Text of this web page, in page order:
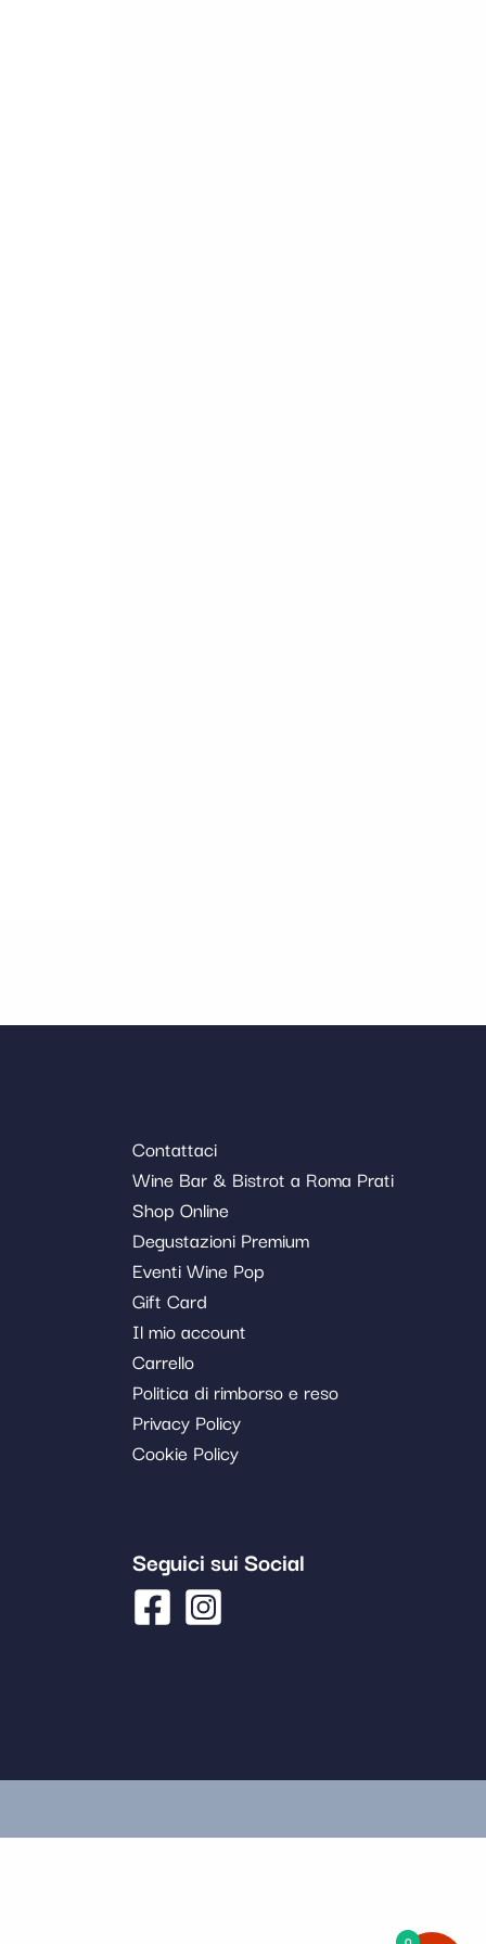
Contattaci
Wine Bar & Bistrot a Roma Prati
Shop Online
Degustazioni Premium
Eventi Wine Pop
Gift Card
Il mio account
Carrello
Politica di rimborso e reso
Privacy Policy
Cookie Policy
Seguici sui Social